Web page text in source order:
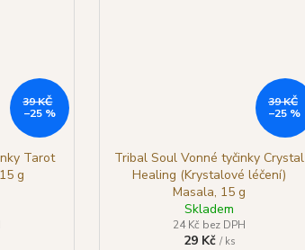
39 KČ
–25 %
Tarot
g
39 KČ
–25 %
Tribal Soul Vonné tyčinky Crystal
Healing (Krystalové léčení)
Masala, 15 g
Skladem
24 Kč bez DPH
29 Kč/ ks